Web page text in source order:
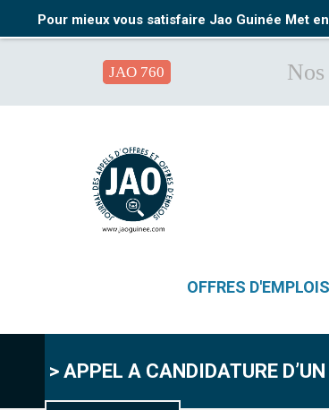
Pour mieux vous satisfaire Jao Guinée Met
JAO 760 Nos
OFFRES D'EMPLOIS
> APPEL A CANDIDATURE